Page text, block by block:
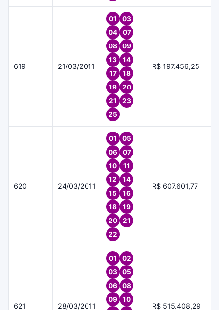
619 21/03/2011
01
03
04
07
08
09
13
14
17
18
19
20
21
23
25
R$ 197.456,25
620 24/03/2011
01
05
06
07
10
11
12
14
15
16
18
19
20
21
22
R$ 607.601,77
621 28/03/2011
01
02
03
05
06
08
09
10
R$ 515.408,29